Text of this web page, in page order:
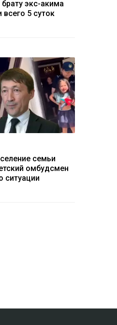
экс-акима
всего 5 суток
семьи
омбудсмен
ситуации